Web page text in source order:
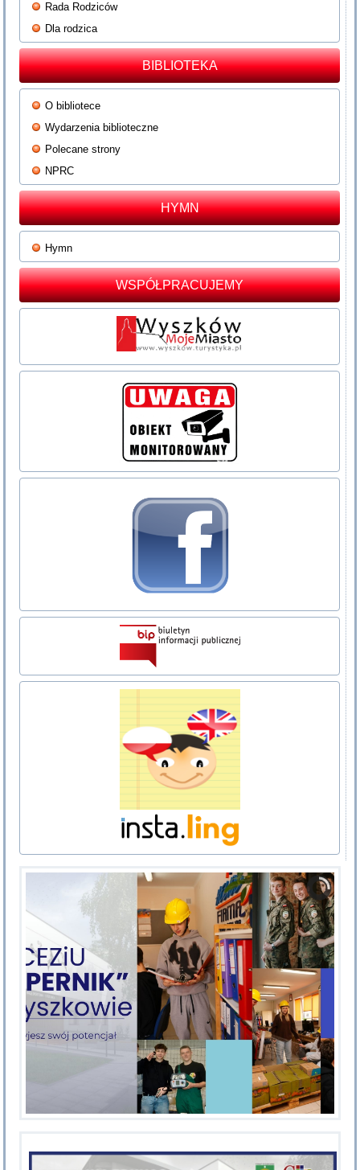
Rada Rodziców
Dla rodzica
BIBLIOTEKA
O bibliotece
Wydarzenia biblioteczne
Polecane strony
NPRC
HYMN
Hymn
WSPÓŁPRACUJEMY